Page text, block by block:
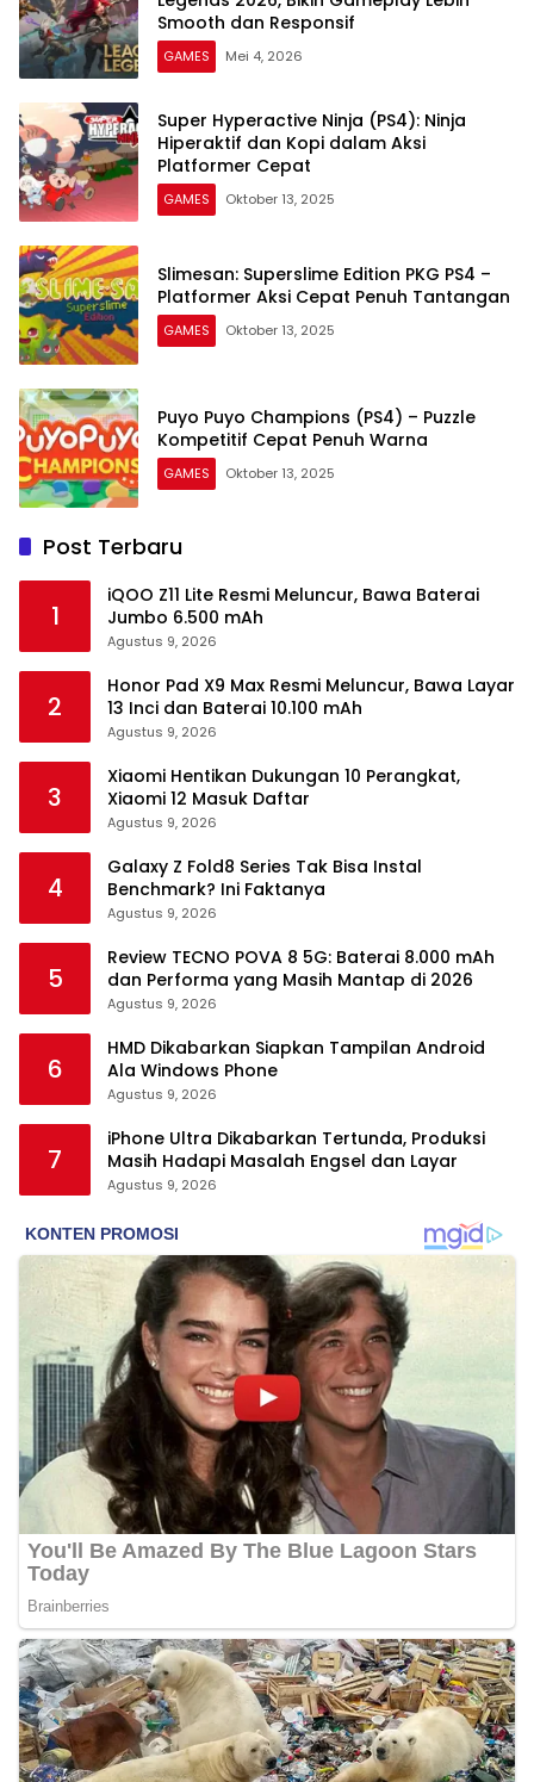
Smooth dan Responsif
GAMES Mei 4, 2026
Super Hyperactive Ninja (PS4): Ninja
Hiperaktif dan Kopi dalam Aksi
Platformer Cepat
GAMES Oktober 13, 2025
Slimesan: Superslime Edition PKG PS4 –
Platformer Aksi Cepat Penuh Tantangan
GAMES Oktober 13, 2025
Puyo Puyo Champions (PS4) – Puzzle
Kompetitif Cepat Penuh Warna
GAMES Oktober 13, 2025
Post Terbaru
1
iQOO Z11 Lite Resmi Meluncur, Bawa Baterai
Jumbo 6.500 mAh
Agustus 9, 2026
2
Honor Pad X9 Max Resmi Meluncur, Bawa Layar
13 Inci dan Baterai 10.100 mAh
Agustus 9, 2026
3
Xiaomi Hentikan Dukungan 10 Perangkat,
Xiaomi 12 Masuk Daftar
Agustus 9, 2026
4
Galaxy Z Fold8 Series Tak Bisa Instal
Benchmark? Ini Faktanya
Agustus 9, 2026
5
Review TECNO POVA 8 5G: Baterai 8.000 mAh
dan Performa yang Masih Mantap di 2026
Agustus 9, 2026
6
HMD Dikabarkan Siapkan Tampilan Android
Ala Windows Phone
Agustus 9, 2026
7
iPhone Ultra Dikabarkan Tertunda, Produksi
Masih Hadapi Masalah Engsel dan Layar
Agustus 9, 2026